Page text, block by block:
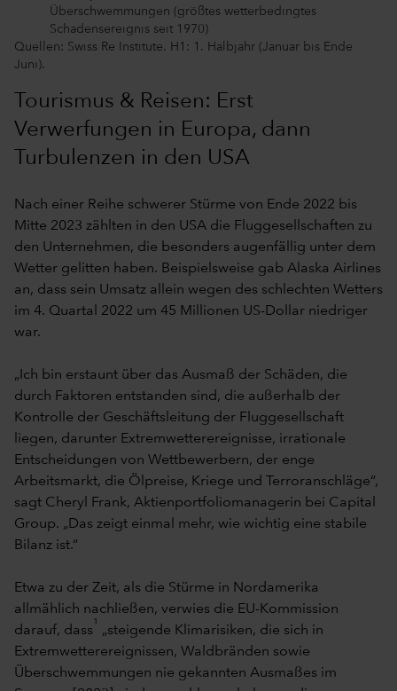
Überschwemmungen (größtes wetterbedingtes
Schadensereignis seit 1970)
Quellen: Swiss Re Institute. H1: 1. Halbjahr (Januar bis Ende
Juni).
Tourismus & Reisen: Erst
Verwerfungen in Europa, dann
Turbulenzen in den USA
Nach einer Reihe schwerer Stürme von Ende 2022 bis
Mitte 2023 zählten in den USA die Fluggesellschaften zu
den Unternehmen, die besonders augenfällig unter dem
Wetter gelitten haben. Beispielsweise gab Alaska Airlines
an, dass sein Umsatz allein wegen des schlechten Wetters
im 4. Quartal 2022 um 45 Millionen US-Dollar niedriger
war.
„Ich bin erstaunt über das Ausmaß der Schäden, die
durch Faktoren entstanden sind, die außerhalb der
Kontrolle der Geschäftsleitung der Fluggesellschaft
liegen, darunter Extremwetterereignisse, irrationale
Entscheidungen von Wettbewerbern, der enge
Arbeitsmarkt, die Ölpreise, Kriege und Terroranschläge“,
sagt Cheryl Frank, Aktienportfoliomanagerin bei Capital
Group. „Das zeigt einmal mehr, wie wichtig eine stabile
Bilanz ist.“
Etwa zu der Zeit, als die Stürme in Nordamerika
allmählich nachließen, verwies die EU-Kommission
darauf, dass
1
„steigende Klimarisiken, die sich in
Extremwetterereignissen, Waldbränden sowie
Überschwemmungen nie gekannten Ausmaßes im